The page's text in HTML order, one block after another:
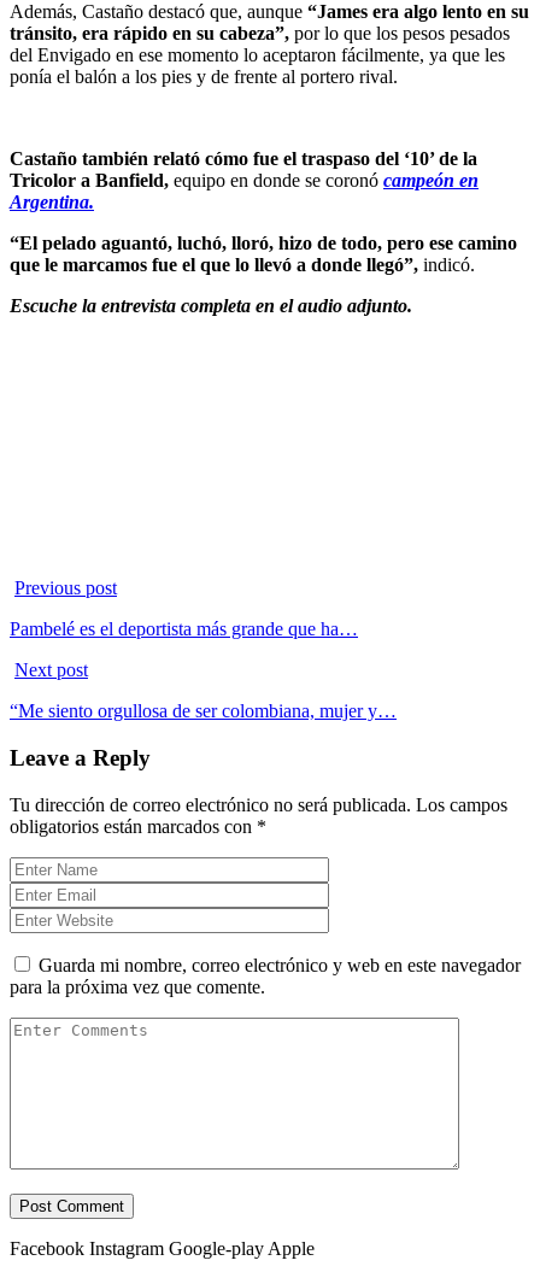
Además, Castaño destacó que, aunque “James era algo lento en su
tránsito, era rápido en su cabeza”, por lo que los pesos pesados
del Envigado en ese momento lo aceptaron fácilmente, ya que les
ponía el balón a los pies y de frente al portero rival.
Castaño también relató cómo fue el traspaso del ‘10’ de la
Tricolor a Banfield, equipo en donde se coronó campeón en
Argentina.
“El pelado aguantó, luchó, lloró, hizo de todo, pero ese camino
que le marcamos fue el que lo llevó a donde llegó”, indicó.
Escuche la entrevista completa en el audio adjunto.
Previous post
Pambelé es el deportista más grande que ha…
Next post
“Me siento orgullosa de ser colombiana, mujer y…
Leave a Reply
Tu dirección de correo electrónico no será publicada. Los campos
obligatorios están marcados con *
Guarda mi nombre, correo electrónico y web en este navegador
para la próxima vez que comente.
Facebook Instagram Google-play Apple